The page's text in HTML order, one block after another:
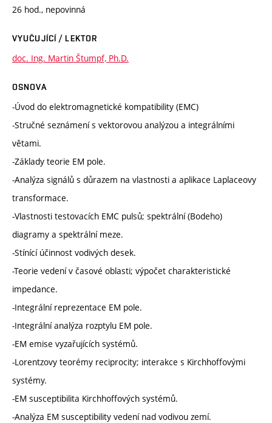
26 hod., nepovinná
VYUČUJÍCÍ / LEKTOR
doc. Ing. Martin Štumpf, Ph.D.
OSNOVA
-Úvod do elektromagnetické kompatibility (EMC)
-Stručné seznámení s vektorovou analýzou a integrálními
větami.
-Základy teorie EM pole.
-Analýza signálů s důrazem na vlastnosti a aplikace Laplaceovy
transformace.
-Vlastnosti testovacích EMC pulsů; spektrální (Bodeho)
diagramy a spektrální meze.
-Stínící účinnost vodivých desek.
-Teorie vedení v časové oblasti; výpočet charakteristické
impedance.
-Integrální reprezentace EM pole.
-Integrální analýza rozptylu EM pole.
-EM emise vyzařujících systémů.
-Lorentzovy teorémy reciprocity; interakce s Kirchhoffovými
systémy.
-EM susceptibilita Kirchhoffových systémů.
-Analýza EM susceptibility vedení nad vodivou zemí.